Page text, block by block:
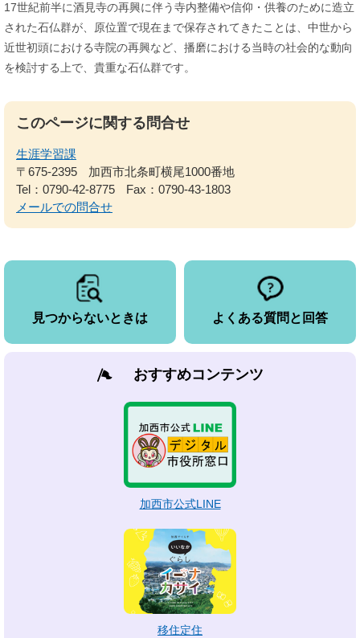
17世紀前半に酒見寺の再興に伴う寺内整備や信仰・供養のために造立
された石仏群が、原位置で現在まで保存されてきたことは、中世から
近世初頭における寺院の再興など、播磨における当時の社会的な動向
を検討する上で、貴重な石仏群です。
このページに関する問合せ
生涯学習課
〒675-2395
加西市北条町横尾1000番地
Tel：0790-42-8775
Fax：0790-43-1803
メールでの問合せ
見つからないときは よくある質問と回答
おすすめコンテンツ
加西市公式LINE
移住定住